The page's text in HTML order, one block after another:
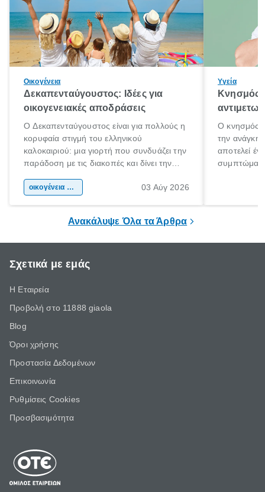
Οικογένεια
Δεκαπενταύγουστος: Ιδέες για
οικογενειακές αποδράσεις
Ο Δεκαπενταύγουστος είναι για πολλούς η
κορυφαία στιγμή του ελληνικού
καλοκαιριού: μια γιορτή που συνδυάζει την
παράδοση με τις διακοπές και δίνει την
χώρας. Είτε πρόκειται για λίγες μέρες
οικογένεια & παιδί 03 Αύγ 2026
Υγεία
Κνησμός:
Ο κνησμός
την ανάγκη
αποτελεί
Ανακάλυψε Όλα τα Άρθρα
Σχετικά με εμάς
Η Εταιρεία
Προβολή στο 11888 giaola
Blog
Όροι χρήσης
Προστασία Δεδομένων
Επικοινωνία
Ρυθμίσεις Cookies
Προσβασιμότητα